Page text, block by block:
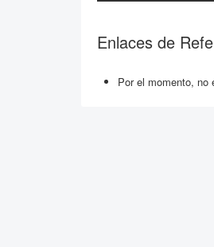
Enlaces de
Por el momento, no